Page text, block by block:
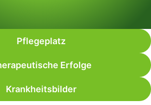
Pflegeplatz
Erfolge
Krankheitsbilder